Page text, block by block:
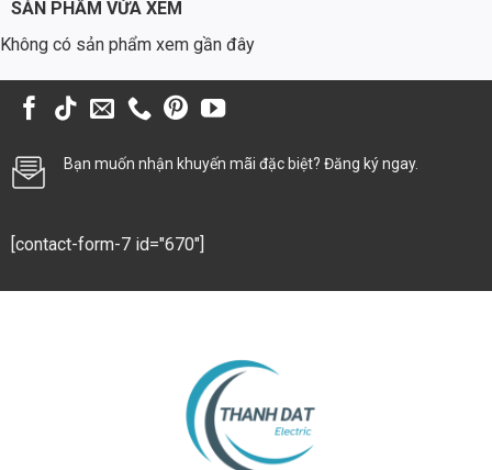
6. Ưu Điểm Vượt Trội Của Đèn Nấm TDL-NSVMM4
trúc
Chất liệu cao cấp, bền bỉ, chống chịu thời tiết khắc nghiệt
7. Câu Hỏi Thường Gặp (FAQ)
1. Đèn nấm TDL-NSVMM4 có chống nước tốt
SẢN PHẨM VỪA XEM
Không có sản phẩm xem gần đây
Bạn muốn nhận khuyến mãi đặc biệt? Đăng ký ngay.
[contact-form-7 id="670"]